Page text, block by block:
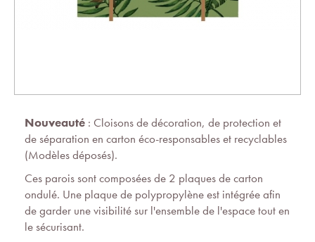
Nouveauté : Cloisons de décoration, de protection et
de séparation en carton éco-responsables et recyclables
(Modèles déposés).
Ces parois sont composées de 2 plaques de carton
ondulé. Une plaque de polypropylène est intégrée afin
de garder une visibilité sur l'ensemble de l'espace tout en
le sécurisant.